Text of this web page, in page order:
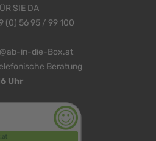
SIE DA
(0) 56 95 / 99 100
in-die-Box.at
Beratung
Uhr